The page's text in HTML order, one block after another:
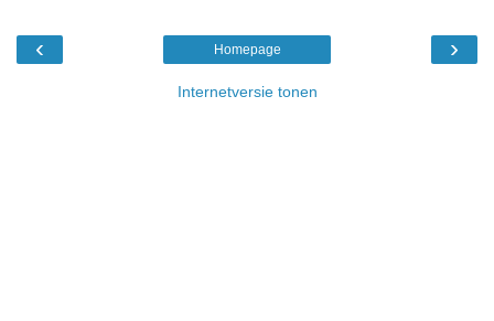
‹ ›
Homepage
Internetversie tonen